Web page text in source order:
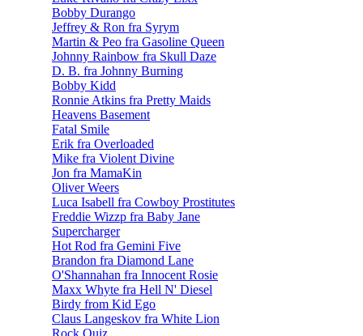
Bobby Durango
Jeffrey & Ron fra Syrym
Martin & Peo fra Gasoline Queen
Johnny Rainbow fra Skull Daze
D. B. fra Johnny Burning
Bobby Kidd
Ronnie Atkins fra Pretty Maids
Heavens Basement
Fatal Smile
Erik fra Overloaded
Mike fra Violent Divine
Jon fra MamaKin
Oliver Weers
Luca Isabell fra Cowboy Prostitutes
Freddie Wizzp fra Baby Jane
Supercharger
Hot Rod fra Gemini Five
Brandon fra Diamond Lane
O'Shannahan fra Innocent Rosie
Maxx Whyte fra Hell N' Diesel
Birdy from Kid Ego
Claus Langeskov fra White Lion
Rock Quiz